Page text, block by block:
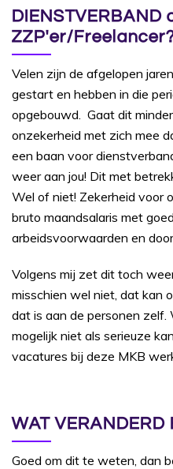
DIENSTVERBAND
ZZP'er/
Velen zijn de afgelopen
gestart en hebben in die
opgebouwd. Gaat dit
onzekerheid met zich mee
een baan voor
weer aan jou! Dit met
Wel of niet! Zekerheid voor
bruto maandsalaris met
arbeidsvoorwaarden en
Volgens mij zet dit toch
misschien wel niet, dat kan
dat is aan de personen
mogelijk niet als serieuze
vacatures bij deze MKB
WAT VERANDERD
Goed om dit te weten, dan